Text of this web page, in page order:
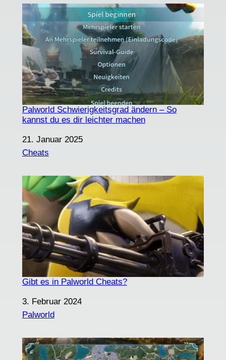
Palworld Schwierigkeitsgrad ändern – So
kannst du es dir leichter machen
Datum
21. Januar 2025
In Bezug auf
Cheats
Gibt es in Palworld Cheats?
Datum
3. Februar 2024
In Bezug auf
Palworld